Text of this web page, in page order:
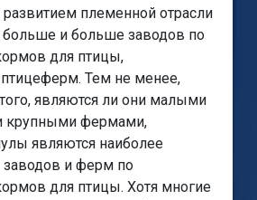
племенной отрасли
больше и больше заводов по
для птицы,
Тем не менее,
являются ли они малыми
крупными фермами,
являются наиболее
и ферм по
для птицы. Хотя многие